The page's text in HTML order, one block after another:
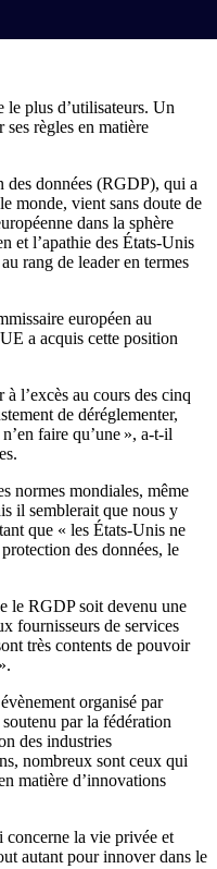
le plus d’utilisateurs. Un
règles en matière
des données (RGDP), qui a
monde, vient sans doute de
dans la sphère
et l’apathie des États-Unis
rang de leader en termes
européen au
a acquis cette position
à l’excès au cours des cinq
de déréglementer,
faire qu’une », a-t-il
normes mondiales, même
il semblerait que nous y
que « les États-Unis ne
des données, le
le RGDP soit devenu une
fournisseurs de services
très contents de pouvoir
organisé par
par la fédération
des industries
nombreux sont ceux qui
matière d’innovations
concerne la vie privée et
autant pour innover dans le